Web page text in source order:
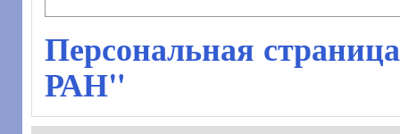
Персональная
РАН"